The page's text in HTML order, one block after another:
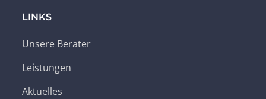
LINKS
Unsere Berater
Leistungen
Aktuelles